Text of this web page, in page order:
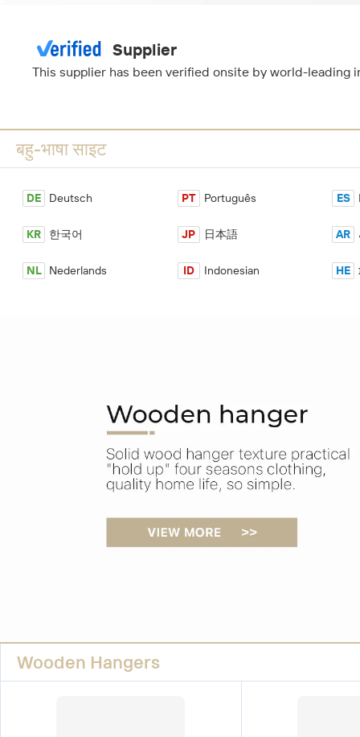
Supplier
This supplier has been verified onsite by world-leading
बहु-भाषा साइट
DE Deutsch PT Português ES
KR 한국어 JP 日本語 AR
NL Nederlands ID Indonesian HE
Wooden Hangers